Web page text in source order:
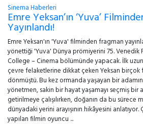
Sinema Haberleri
Emre Yeksan’ın ‘Yuva’
Yayınlandı!
Emre Yeksan'ın 'Yuva' filminden fragman
yönettiği 'Yuva' Dünya prömiyerini 75. Venedik
College – Cinema bölümünde yapacak. İlk
çevre felaketlerine dikkat çeken Yeksan
dönmüştü. Bu kez ormanda yaşayan bir
yönetmen, sakin bir hayat yaşamayı seçmiş bir
getirilmeye çalışılırken, doğanın da bu sürece
dünyadaki yerini arayışının hikâyesini
yapılan filmin oyuncu ...